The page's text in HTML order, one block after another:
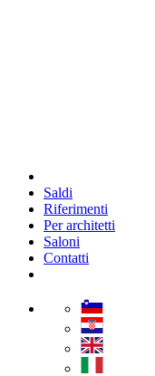
Saldi
Riferimenti
Per architetti
Saloni
Contatti